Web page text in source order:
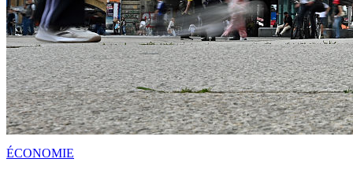
ÉCONOMIE